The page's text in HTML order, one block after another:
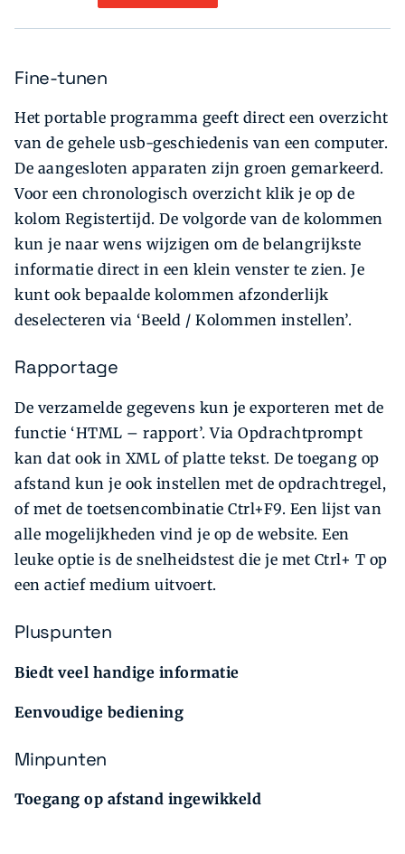
Fine-tunen
Het portable programma geeft direct een overzicht
van de gehele usb-geschiedenis van een computer.
De aangesloten apparaten zijn groen gemarkeerd.
Voor een chronologisch overzicht klik je op de
kolom Registertijd. De volgorde van de kolommen
kun je naar wens wijzigen om de belangrijkste
informatie direct in een klein venster te zien. Je
kunt ook bepaalde kolommen afzonderlijk
deselecteren via ‘Beeld / Kolommen instellen’.
Rapportage
De verzamelde gegevens kun je exporteren met de
functie ‘HTML – rapport’. Via Opdrachtprompt
kan dat ook in XML of platte tekst. De toegang op
afstand kun je ook instellen met de opdrachtregel,
of met de toetsencombinatie Ctrl+F9. Een lijst van
alle mogelijkheden vind je op de website. Een
leuke optie is de snelheidstest die je met Ctrl+ T op
een actief medium uitvoert.
Pluspunten
Biedt veel handige informatie
Eenvoudige bediening
Minpunten
Toegang op afstand ingewikkeld